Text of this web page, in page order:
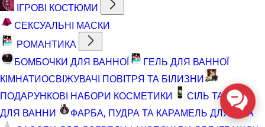
ІГРОВІ КОСТЮМИ
СЕКСУАЛЬНІ МАСКИ
РОМАНТИКА
БОМБОЧКИ ДЛЯ ВАННОЇ
ГЕЛЬ ДЛЯ ВАННОЇ
КІМНАТИОСВІЖУВАЧІ ПОВІТРЯ ТА БІЛИЗНИ
ПОДАРУНКОВІ НАБОРИ КОСМЕТИКИ
СІЛЬ ТА ПІНА
ДЛЯ ВАННИ
ФАРБА, ПУДРА ТА КАРАМЕЛЬ ДЛЯ ТІЛА